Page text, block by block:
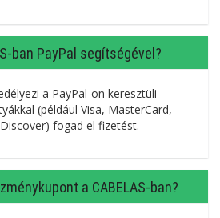
ban PayPal segítségével?
a PayPal-on keresztüli
(például Visa, MasterCard,
fogad el fizetést.
a CABELAS-ban?